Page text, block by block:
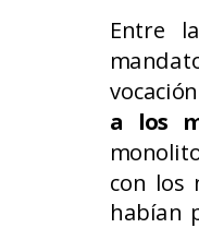
Entre
a los
con los
habían